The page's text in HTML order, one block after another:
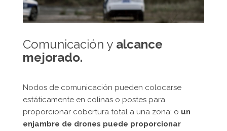
Comunicación y alcance
mejorado.
Nodos de comunicación pueden colocarse
estáticamente en colinas o postes para
proporcionar cobertura total a una zona; o un
enjambre de drones puede proporcionar